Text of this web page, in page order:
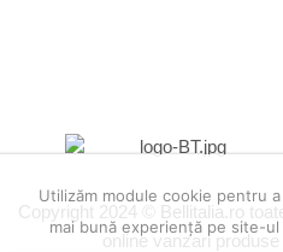
Copyright 2024 © Bellitalia.ro
online vanzari produse
Utilizăm module cookie pentru
mai bună experiență pe site-